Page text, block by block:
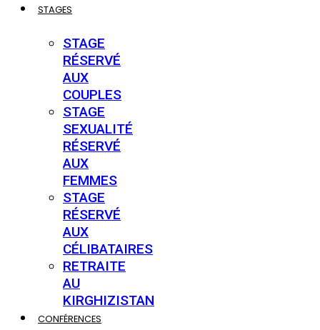
STAGES
STAGE
RÉSERVÉ
AUX
COUPLES
STAGE
SEXUALITÉ
RÉSERVÉ
AUX
FEMMES
STAGE
RÉSERVÉ
AUX
CÉLIBATAIRES
RETRAITE
AU
KIRGHIZISTAN
CONFÉRENCES